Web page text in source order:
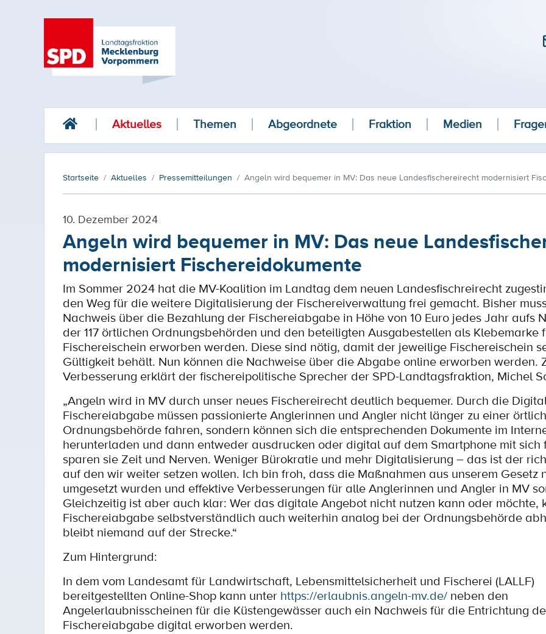
Aktuelles Themen Abgeordnete Fraktion Medien
Startseite Aktuelles Pressemitteilungen Angeln wird bequemer in MV: Das neue Landesfischereirecht modernisiert
10. Dezember 2024
Angeln wird bequemer in MV: Das neue
modernisiert Fischereidokumente
Im Sommer 2024 hat die MV-Koalition im Landtag dem neuen Landesfischreirecht
den Weg für die weitere Digitalisierung der Fischereiverwaltung frei gemacht. Bisher
Nachweis über die Bezahlung der Fischereiabgabe in Höhe von 10 Euro jedes Jahr aufs
der 117 örtlichen Ordnungsbehörden und den beteiligten Ausgabestellen als Klebemarke
Fischereischein erworben werden. Diese sind nötig, damit der jeweilige Fischereischein
Gültigkeit behält. Nun können die Nachweise über die Abgabe online erworben werden.
Verbesserung erklärt der fischereipolitische Sprecher der SPD-Landtagsfraktion, Michel
„Angeln wird in MV durch unser neues Fischereirecht deutlich bequemer. Durch die
Fischereiabgabe müssen passionierte Anglerinnen und Angler nicht länger zu einer
Ordnungsbehörde fahren, sondern können sich die entsprechenden Dokumente im
herunterladen und dann entweder ausdrucken oder digital auf dem Smartphone mit sich
sparen sie Zeit und Nerven. Weniger Bürokratie und mehr Digitalisierung – das ist der
auf den wir weiter setzen wollen. Ich bin froh, dass die Maßnahmen aus unserem Gesetz
umgesetzt wurden und effektive Verbesserungen für alle Anglerinnen und Angler in MV
Gleichzeitig ist aber auch klar: Wer das digitale Angebot nicht nutzen kann oder möchte,
Fischereiabgabe selbstverständlich auch weiterhin analog bei der Ordnungsbehörde
bleibt niemand auf der Strecke.“
Zum Hintergrund:
In dem vom Landesamt für Landwirtschaft, Lebensmittelsicherheit und Fischerei (LALLF)
bereitgestellten Online-Shop kann unter https://erlaubnis.angeln-mv.de/ neben den
Angelerlaubnisscheinen für die Küstengewässer auch ein Nachweis für die Entrichtung
Fischereiabgabe digital erworben werden.